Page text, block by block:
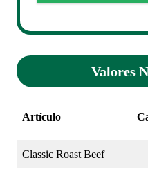
Valores
Artículo
Classic Roast Beef